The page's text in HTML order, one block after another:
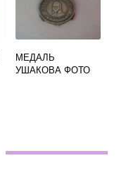
МЕДАЛЬ
УШАКОВА ФОТО